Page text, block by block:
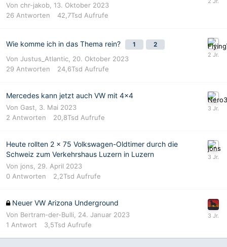
Von chr-jakob, 13. Oktober 2023
26 Antworten 42,7Tsd Aufrufe
Wie komme ich in das Thema rein? 1 2
Von Justus_Atlantic, 20. Oktober 2023
29 Antworten 24,6Tsd Aufrufe
Mercedes kann jetzt auch VW mit 4x4
Von Gast, 3. Mai 2023
2 Antworten 20,8Tsd Aufrufe
Heute rollten 2 x 75 Volkswagen-Oldtimer durch die
Schweiz zum Verkehrshaus Luzern in Luzern
Von jons, 29. April 2023
0 Antworten 2,2Tsd Aufrufe
Neuer VW Arizona Underground
Von Bertram-der-Bulli, 24. Januar 2023
1 Antwort 3,5Tsd Aufrufe